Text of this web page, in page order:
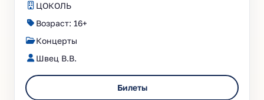
ЦОКОЛЬ
Возраст: 16+
Концерты
Швец В.В.
Билеты